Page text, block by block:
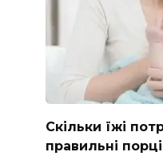
Скільки їжі
правильні